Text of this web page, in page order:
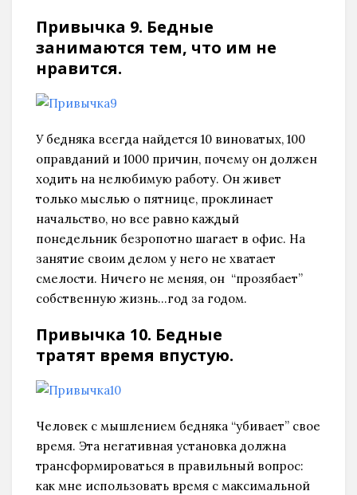
Привычка 9. Бедные
занимаются тем, что им не
нравится.
У бедняка всегда найдется 10 виноватых, 100
оправданий и 1000 причин, почему он должен
ходить на нелюбимую работу. Он живет
только мыслью о пятнице, проклинает
начальство, но все равно каждый
понедельник безропотно шагает в офис. На
занятие своим делом у него не хватает
смелости. Hичего не меняя, oн “прозябает”
собственную жизнь…год за годом.
Привычка 10. Бедные
тратят время впустую.
Человек с мышлением бедняка “убивaeт” свое
время. Этa негативная установка должна
трансформироваться в правильный вопрос:
как мне использовать время с максимальной
Нажмите "Нравится",
Спасибо, я уже с вами